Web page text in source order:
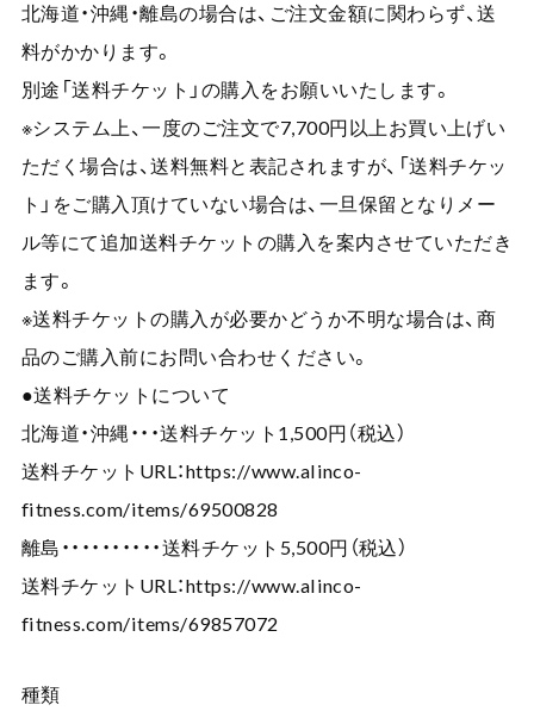
北海道・沖縄・離島の場合は、ご注文金額に関わらず、送
料がかかります。
別途「送料チケット」の購入をお願いいたします。
※システム上、一度のご注文で7,700円以上お買い上げい
ただく場合は、送料無料と表記されますが、「送料チケッ
ト」をご購入頂けていない場合は、一旦保留となりメー
ル等にて追加送料チケットの購入を案内させていただき
ます。
※送料チケットの購入が必要かどうか不明な場合は、商
品のご購入前にお問い合わせください。
●送料チケットについて
北海道・沖縄・・・送料チケット1,500円（税込）
送料チケットURL：https://www.alinco-
fitness.com/items/69500828
離島・・・・・・・・・・送料チケット5,500円（税込）
送料チケットURL：https://www.alinco-
fitness.com/items/69857072
種類